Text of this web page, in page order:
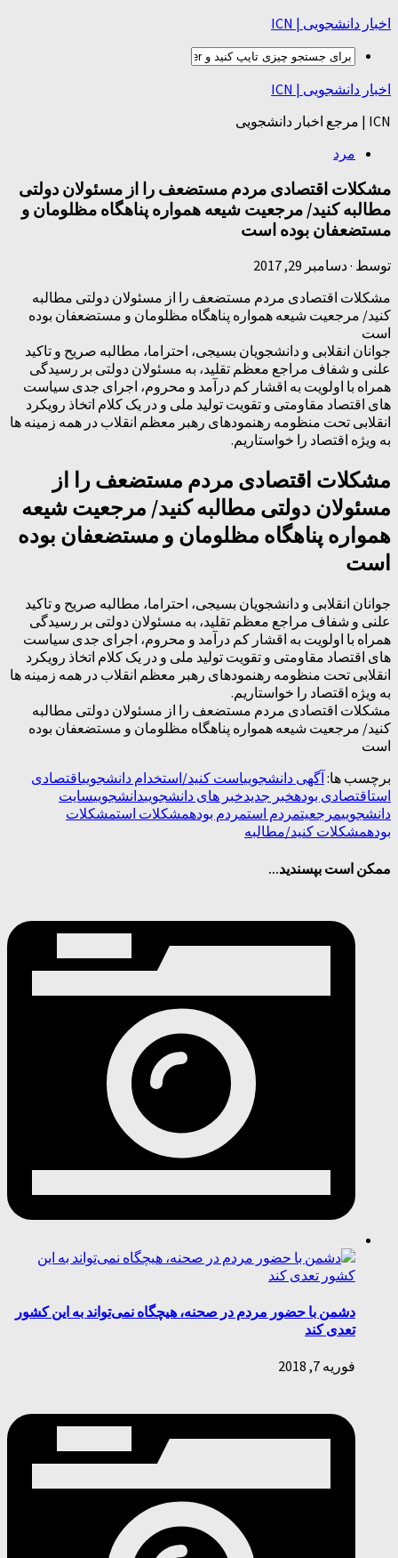
اخبار دانشجویی | ICN
اخبار دانشجویی | ICN
ICN | مرجع اخبار دانشجویی
مرد
مشکلات اقتصادی مردم مستضعف را از مسئولان دولتی
مطالبه کنید/ مرجعیت شیعه همواره پناهگاه مظلومان و
مستضعفان بوده است
توسط ·دسامبر 29, 2017
مشکلات اقتصادی مردم مستضعف را از مسئولان دولتی مطالبه
کنید/ مرجعیت شیعه همواره پناهگاه مظلومان و مستضعفان بوده
است
جوانان انقلابی و دانشجویان بسیجی، احتراما، مطالبه صریح و تاکید
علنی و شفاف مراجع معظم تقلید، به مسئولان دولتی بر رسیدگی
همراه با اولویت به اقشار کم درآمد و محروم، اجرای جدی سیاست
های اقتصاد مقاومتی و تقویت تولید ملی و در یک کلام اتخاذ رویکرد
انقلابی تحت منظومه رهنمودهای رهبر معظم انقلاب در همه زمینه ها
به ویژه اقتصاد را خواستاریم.
مشکلات اقتصادی مردم مستضعف را از
مسئولان دولتی مطالبه کنید/ مرجعیت شیعه
همواره پناهگاه مظلومان و مستضعفان بوده
است
جوانان انقلابی و دانشجویان بسیجی، احتراما، مطالبه صریح و تاکید
علنی و شفاف مراجع معظم تقلید، به مسئولان دولتی بر رسیدگی
همراه با اولویت به اقشار کم درآمد و محروم، اجرای جدی سیاست
های اقتصاد مقاومتی و تقویت تولید ملی و در یک کلام اتخاذ رویکرد
انقلابی تحت منظومه رهنمودهای رهبر معظم انقلاب در همه زمینه ها
به ویژه اقتصاد را خواستاریم.
مشکلات اقتصادی مردم مستضعف را از مسئولان دولتی مطالبه
کنید/ مرجعیت شیعه همواره پناهگاه مظلومان و مستضعفان بوده
است
برچسب ها: آگهی دانشجوییاست کنید/استخدام دانشجوییاقتصادی
استاقتصادی بودهخبر جدیدخبر های دانشجوییدانشجوییسایت
دانشجوییمرجعیتمردم استمردم بودهمشکلات استمشکلات
بودهمشکلات کنید/مطالبه
ممکن است بپسندید...
دشمن با حضور مردم در صحنه، هیچگاه نمی‌تواند به این کشور
تعدی کند
فوریه 7, 2018